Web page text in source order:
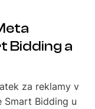
Bidding a
za reklamy v
Smart Bidding u